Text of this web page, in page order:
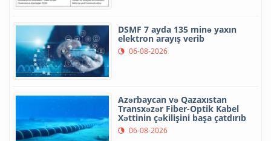
DSMF 7 ayda 135 minə yaxın
elektron arayış verib
06-08-2026
Azərbaycan və Qazaxıstan
Transxəzər Fiber-Optik Kabel
Xəttinin çəkilişini başa çatdırıb
06-08-2026